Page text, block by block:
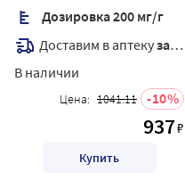
Дозировка 200 мг/г
Доставим в аптекузавтра
В наличии
Цена: 1041.11 10
937₽
Купить